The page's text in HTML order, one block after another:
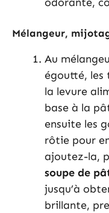
Mélangeur,
Au
égoutté, les
la levure
base à la
ensuite les
rôtie pour
ajoutez-la,
soupe de
jusqu’à
brillante,